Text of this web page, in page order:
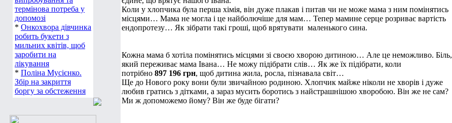
термінова потреба у
допомозі
* Онкохвора дівчинка
робить букети з
мильних квітів, щоб
заробити на
лікування
* Поліна Мусієнко.
Збір на закриття
боргу за обстеження
Коли у хлопчика була перша хімія, він дуже плакав і питав чи не може мама з ним помінятись
місцями… Мама не могла і це найболючіше для мам… Тепер мамине серце розриває вартість
ендопротезу… Як зібрати такі гроші, щоб врятувати маленького сина.
Кожна мама б хотіла помінятись місцями зі своєю хворою дитиною… Але це неможливо. Біль,
який переживає мама Івана… Не можу підібрати слів… Як же їх підібрати, коли
потрібно 897 196 грн, щоб дитина жила, росла, пізнавала світ…
Ще до Нового року вони були звичайною родиною. Хлопчик майже ніколи не хворів і дуже
любив гратись з дітками, а зараз мусить боротись з найстрашнішою хворобою. Він же не сам?
Ми ж допоможемо йому? Він же буде бігати?